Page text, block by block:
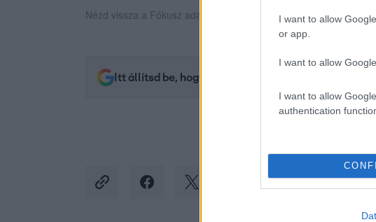
I want to allow
or app.
I want to allow
I want to allow
authentication
Nézd vissza a Fókusz adásait az RTL+-on!
Itt állítsd be, hogy az RTL.hu az elsők között legyen